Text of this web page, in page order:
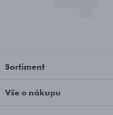
Sortiment
Vše o nákupu